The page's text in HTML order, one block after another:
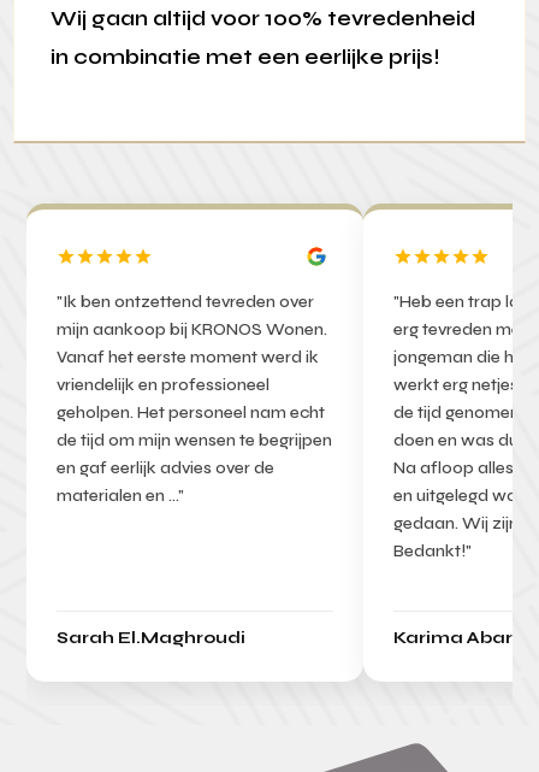
Wij gaan altijd voor 100% tevredenheid
in combinatie met een eerlijke prijs!
"Ik ben ontzettend tevreden over
mijn aankoop bij KRONOS Wonen.
Vanaf het eerste moment werd ik
vriendelijk en professioneel
geholpen. Het personeel nam echt
de tijd om mijn wensen te begrijpen
en gaf eerlijk advies over de
materialen en …"
Sarah El.Maghroudi
"Heb een trap
erg tevreden met
jongeman die het
werkt erg netjes
de tijd genomen
doen en was dus
Na afloop alles
en uitgelegd wat
gedaan. Wij zijn
Bedankt!"
Karima